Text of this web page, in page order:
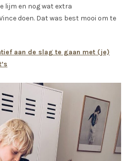
lijm en nog wat extra
doen. Dat was best mooi om te
aan de slag te gaan met (je)